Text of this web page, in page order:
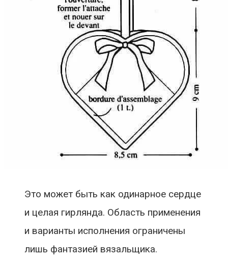
Это может быть как одинарное сердце
и целая гирлянда. Область применения
и варианты исполнения ограничены
лишь фантазией вязальщика.